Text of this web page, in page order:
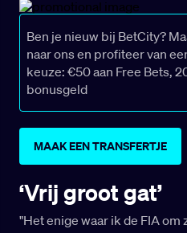
Ben je nieuw bij BetCity?
naar ons en profiteer van
keuze: €50 aan Free Bets,
bonusgeld
MAAK EEN TRANSFERTJE
‘Vrij groot gat’
"Het enige waar ik de FIA om